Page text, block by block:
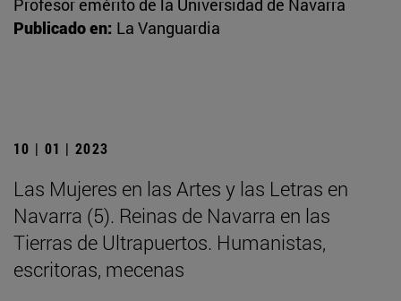
Profesor emérito de la Universidad de Navarra
Publicado en: La Vanguardia
10 | 01 | 2023
Las Mujeres en las Artes y las Letras en
Navarra (5). Reinas de Navarra en las
Tierras de Ultrapuertos. Humanistas,
escritoras, mecenas